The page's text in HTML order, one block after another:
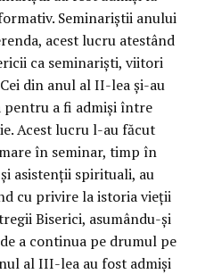
Seminariștii anului
acest lucru atestând
ca seminariști, viitori
din anul al II-lea și-au
pentru a fi admiși între
Acest lucru l-au făcut
în seminar, timp în
asistenții spirituali, au
cu privire la istoria vieții
Biserici, asumându-și
a continua pe drumul pe
al III-lea au fost admiși